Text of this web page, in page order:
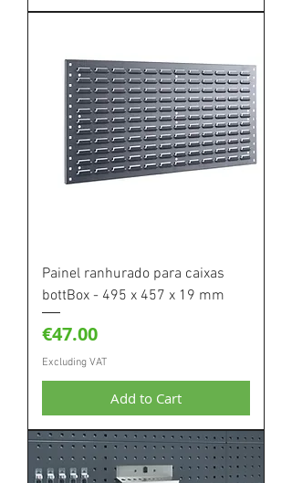
Painel ranhurado para caixas
bottBox - 495 x 457 x 19 mm
Price
€47.00
Excluding VAT
Add to Cart